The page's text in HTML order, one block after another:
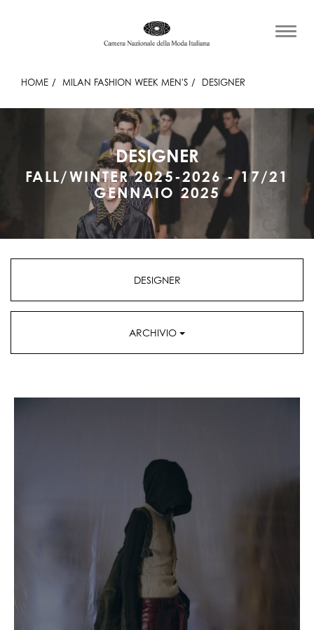
HOME MILAN FASHION WEEK MEN'S DESIGNER
DESIGNER
FALL/WINTER 2025-2026 - 17/21
GENNAIO 2025
DESIGNER
ARCHIVIO